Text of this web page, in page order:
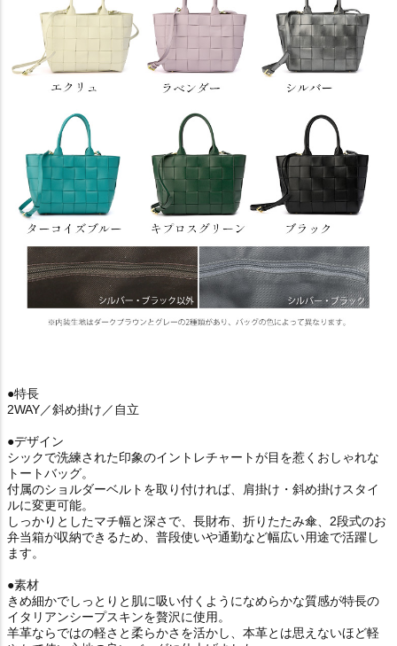
●特長
2WAY／斜め掛け／自立
●デザイン
シックで洗練された印象のイントレチャートが目を惹くおしゃれな
トートバッグ。
付属のショルダーベルトを取り付ければ、肩掛け・斜め掛けスタイ
ルに変更可能。
しっかりとしたマチ幅と深さで、長財布、折りたたみ傘、2段式のお
弁当箱が収納できるため、普段使いや通勤など幅広い用途で活躍し
ます。
●素材
きめ細かでしっとりと肌に吸い付くようになめらかな質感が特長の
イタリアンシープスキンを贅沢に使用。
羊革ならではの軽さと柔らかさを活かし、本革とは思えないほど軽